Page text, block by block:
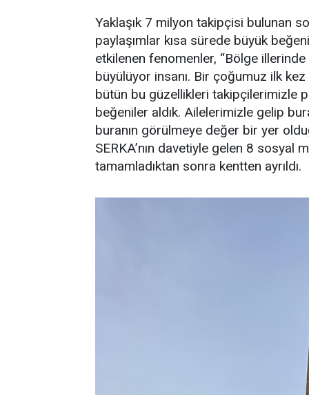
Yaklaşık 7 milyon takipçisi bulunan
paylaşımlar kısa sürede büyük
etkilenen fenomenler, “Bölge
büyülüyor insanı. Bir çoğumuz ilk
bütün bu güzellikleri takipçilerimizle
beğeniler aldık. Ailelerimizle gelip
buranın görülmeye değer bir yer
SERKA’nın davetiyle gelen 8 sosyal
tamamladıktan sonra kentten ayrıldı.